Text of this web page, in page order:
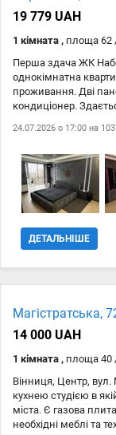
19 779 UAH
1 кімната , площа 62
Перша здача ЖК
однокімнатна
проживання. Дві
кондиціонер.
24.07.2026 о 17:00 на
ДЕТАЛЬНІШЕ
Магістратська,
14 000 UAH
1 кімната , площа 40
Вінниця, Центр, вул.
кухнею студією в
міста. Є газова
необхідні меблі та